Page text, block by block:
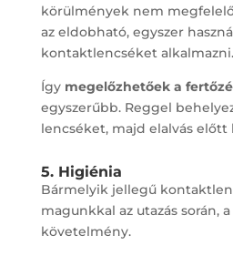
körülmények nem
az eldobható, egyszer
kontaktlencséket alkalmazni.
Így megelőzhetőek a
egyszerűbb. Reggel
lencséket, majd elalvás előtt
5. Higiénia
Bármelyik jellegű
magunkkal az utazás során,
követelmény.